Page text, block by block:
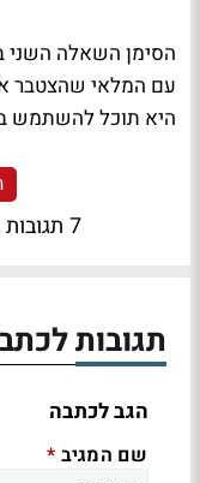
הסימן השאלה השני
עם המלאי שהצטבר
היא תוכל להשתמש
7 תגובות
תגובות
הגב לכתבה
שם המגיב *